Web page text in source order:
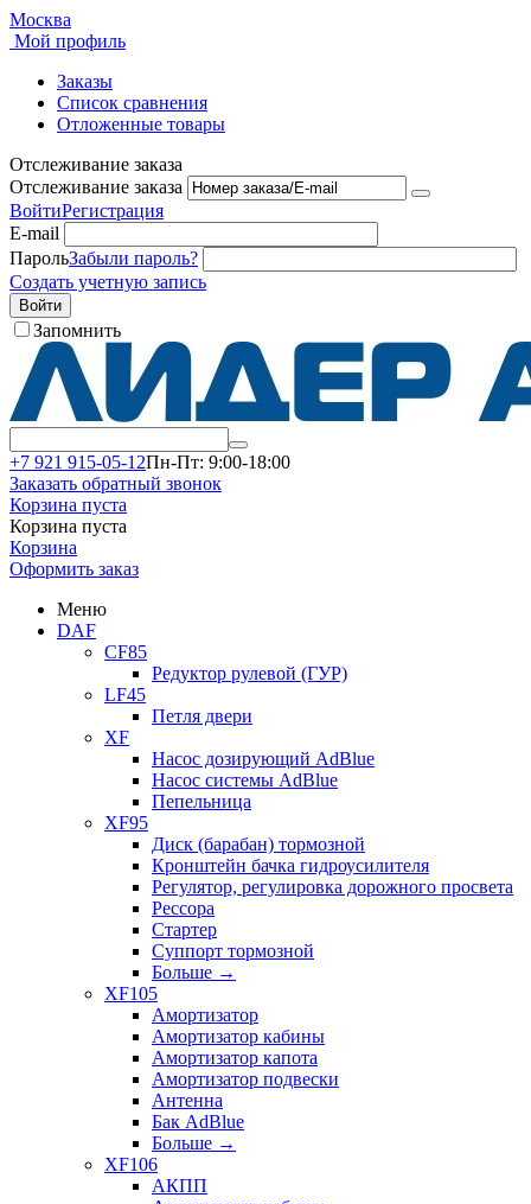
Москва
Мой профиль
Заказы
Список сравнения
Отложенные товары
Отслеживание заказа
Отслеживание заказа
ВойтиРегистрация
E-mail
ПарольЗабыли пароль?
Создать учетную запись
Войти
Запомнить
+7 921 915-05-12Пн-Пт: 9:00-18:00
Заказать обратный звонок
Корзина пуста
Корзина пуста
Корзина
Оформить заказ
Меню
DAF
CF85
Редуктор рулевой (ГУР)
LF45
Петля двери
XF
Насос дозирующий AdBlue
Насос системы AdBlue
Пепельница
XF95
Диск (барабан) тормозной
Кронштейн бачка гидроусилителя
Регулятор, регулировка дорожного просвета
Рессора
Стартер
Суппорт тормозной
Больше →
XF105
Амортизатор
Амортизатор кабины
Амортизатор капота
Амортизатор подвески
Антенна
Бак AdBlue
Больше →
XF106
АКПП